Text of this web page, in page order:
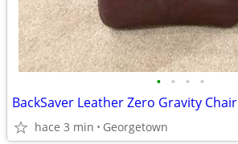
• • • •
BackSaver Leather Zero Gravity Chair
hace 3 min Georgetown